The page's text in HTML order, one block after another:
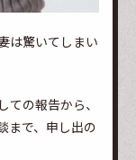
は驚いてしまい
の報告から、
まで、申し出の